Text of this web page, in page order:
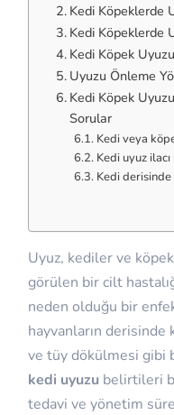
Kedi Köpeklerde
Kedi Köpeklerde
Kedi Köpek Uyuzu
Uyuzu Önleme
Kedi Köpek
Sorular
Kedi veya
Kedi uyuz ilacı
Kedi derisinde
Uyuz, kediler ve
görülen bir cilt
neden olduğu bir
hayvanların derisinde
ve tüy dökülmesi gibi
kedi uyuzu belirtileri
tedavi ve yönetim